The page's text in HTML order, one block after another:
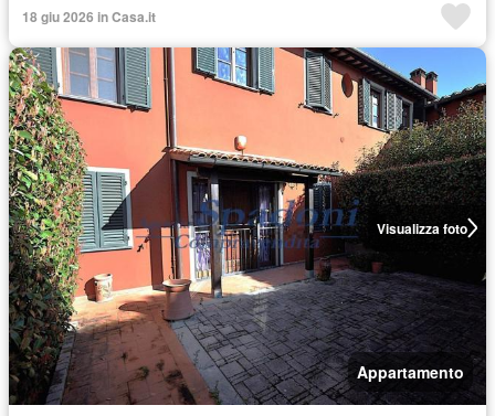
18 giu 2026 in Casa.it
Visualizza foto
Appartamento